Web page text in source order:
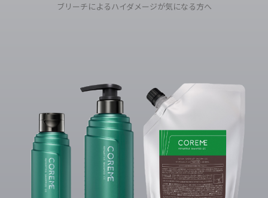
ブリーチによるハイダメージが気になる方へ